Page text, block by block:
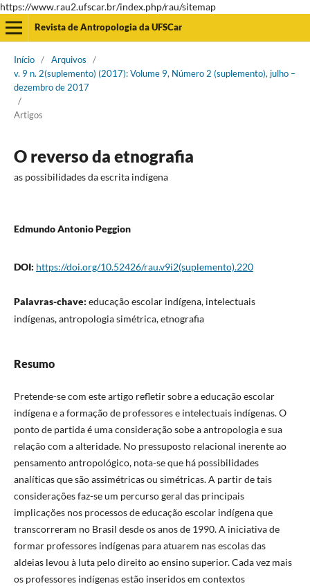
https://www.rau2.ufscar.br/index.php/rau/sitemap
Revista de Antropologia da UFSCar
Início / Arquivos
/
v. 9 n. 2(suplemento) (2017): Volume 9, Número 2 (suplemento), julho –
dezembro de 2017
/
Artigos
O reverso da etnografia
as possibilidades da escrita indígena
Edmundo Antonio Peggion
DOI: https://doi.org/10.52426/rau.v9i2(suplemento).220
Palavras-chave: educação escolar indígena, intelectuais
indígenas, antropologia simétrica, etnografia
Resumo
Pretende-se com este artigo refletir sobre a educação escolar
indígena e a formação de professores e intelectuais indígenas. O
ponto de partida é uma consideração sobe a antropologia e sua
relação com a alteridade. No pressuposto relacional inerente ao
pensamento antropológico, nota-se que há possibilidades
analíticas que são assimétricas ou simétricas. A partir de tais
considerações faz-se um percurso geral das principais
implicações nos processos de educação escolar indígena que
transcorreram no Brasil desde os anos de 1990. A iniciativa de
formar professores indígenas para atuarem nas escolas das
aldeias levou à luta pelo direito ao ensino superior. Cada vez mais
os professores indígenas estão inseridos em contextos